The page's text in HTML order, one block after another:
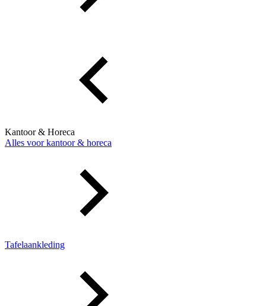
Kantoor & Horeca
Alles voor kantoor & horeca
Tafelaankleding